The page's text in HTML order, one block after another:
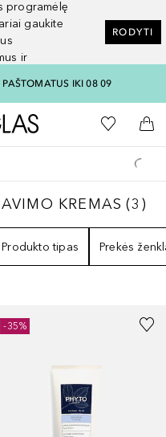
programėlę
gaukite
ir
RODYTI
IKI 08 09
Į Douglas pagrindinį
Į mano
Į
KREMAS 3
KREMAS (3 )
Produkto tipas Prekės
-35%